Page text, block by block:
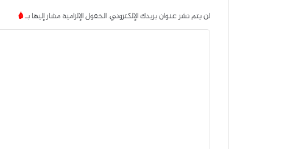
لن يتم نشر عنوان بريدك الإلكتروني.الحقول الإلزامية مشار إليها بـ*